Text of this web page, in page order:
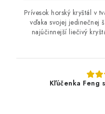
Prívesok horský kryštál v
vďaka svojej jedinečnej
najúčinnejší liečivý
Kľúčenka Feng